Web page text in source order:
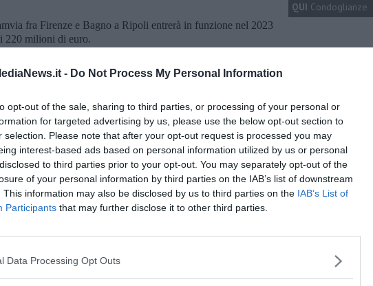
- Do Not Process My Personal Information
opt-out of the sale, sharing to third parties, or processing of your personal or
for targeted advertising by us, please use the below opt-out section to
selection. Please note that after your opt-out request is processed you may
interest-based ads based on personal information utilized by us or personal
to third parties prior to your opt-out. You may separately opt-out of the
of your personal information by third parties on the IAB’s list of downstream
This information may also be disclosed by us to third parties on the IAB’s List of
Participants that may further disclose it to other third parties.
Data Processing Opt Outs
fra Firenze e Bagno a Ripoli entrerà in funzione nel 2023
220 milioni di euro.
fiorentina invece, è in fase di ultimazione il progetto
e le Piagge mentre sono in corso le progettazioni di
della linea 2 dall’aeroporto Vespucci fino a Sesto Fiorentino e
Bisenzio.
iscriviti allaNewsletter QUInews - ToscanaMedia.
nella tua casella di posta.
QUI Condoglianze
​Il
Ultimi
Attualità